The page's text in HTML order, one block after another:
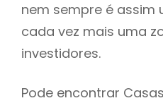
nem sempre é assim
cada vez mais uma
investidores.
Pode encontrar